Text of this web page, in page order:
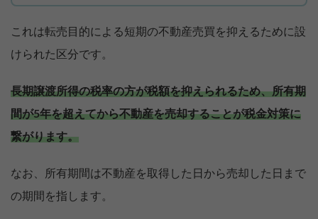
これは転売目的による短期の不動産売買を抑えるために設
けられた区分です。
長期譲渡所得の税率の方が税額を抑えられるため、所有期
間が5年を超えてから不動産を売却することが税金対策に
繋がります。
なお、所有期間は不動産を取得した日から売却した日まで
の期間を指します。